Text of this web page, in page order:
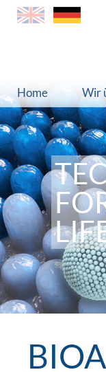
Home Wir